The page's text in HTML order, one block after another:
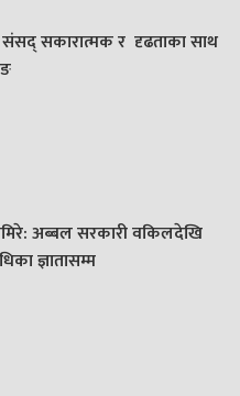
संसद् सकारात्मक र दृढताका साथ
अब्बल सरकारी वकिलदेखि
ज्ञातासम्म